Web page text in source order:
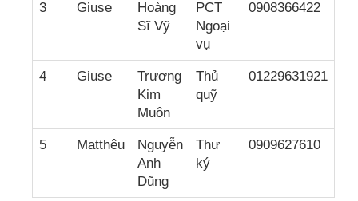
3 Giuse
Hoàng
Sĩ Vỹ
PCT
Ngoại
vụ
0908366422
4 Giuse
Trương
Kim
Muôn
Thủ
quỹ
01229631921
5 Matthêu
Nguyễn
Anh
Dũng
Thư
ký
0909627610